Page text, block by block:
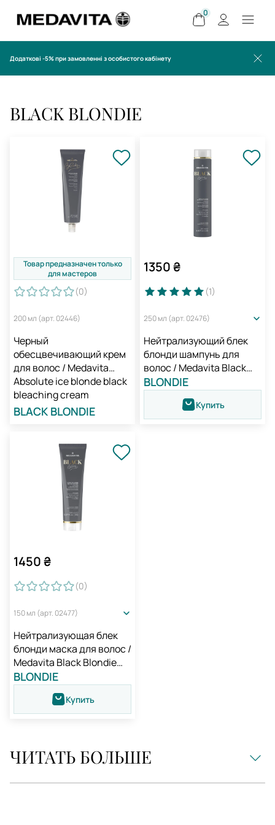
0
Додаткові -5% при замовленні з особистого кабінету
BLACK BLONDIE
Товар предназначен только
для мастеров
(0)
200 мл (арт. 02446)
Черный
обесцвечивающий крем
для волос / Medavita
Absolute ice blonde black
bleaching cream
BLACK BLONDIE
1350₴
(1)
250 мл (арт. 02476)
Нейтрализующий блек
блонди шампунь для
волос / Medavita Black
Blondie Extra Cool Blonde
Neutralizing Shampoo
BLONDIE
Купить
1450₴
(0)
150 мл (арт. 02477)
Нейтрализующая блек
блонди маска для волос /
Medavita Black Blondie
Extra Cool Blonde
Neutralizing Mask
BLONDIE
Купить
ЧИТАТЬ БОЛЬШЕ